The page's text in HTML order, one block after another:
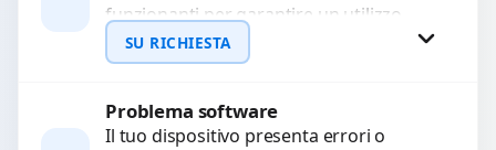
funzionanti per garantire un utilizzo
fluido del dispositivo. Utilizziamo
ricambi di alta qualità garantiti per...
SU RICHIESTA
Richiedi Preventivo
Problema software
Il tuo dispositivo presenta errori o